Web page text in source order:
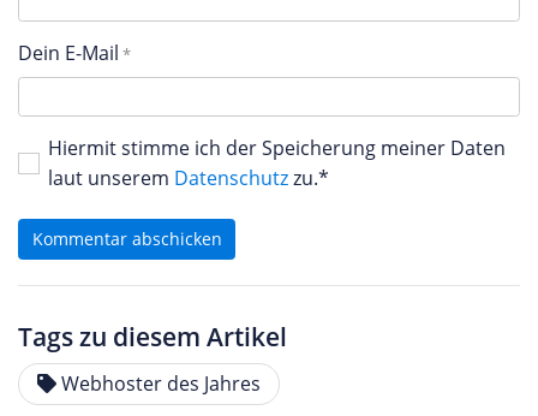
Dein E-Mail
Hiermit stimme ich der Speicherung meiner Daten
laut unserem Datenschutzzu.*
Kommentar abschicken
Tags zu diesem Artikel
Webhoster des Jahres